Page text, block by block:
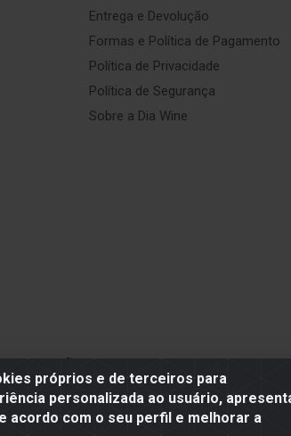
próprios e de terceiros para
personalizada ao usuário,
acordo com o seu perfil e melhorar a
Entrega e Devolução
Formas e Política de Pagamento
Política de Privacidade
Política de Segurança
Sobre a Dia Wine
BEBER, NÃO DIRIJA. APRECIE COM
Dia Wine - Rodovia BR